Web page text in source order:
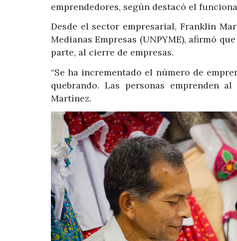
emprendedores, según destacó el
Desde el sector empresarial, Franklin
Medianas Empresas (UNPYME), afirmó
parte, al cierre de empresas.
“Se ha incrementado el número de
quebrando. Las personas emprenden
Martínez.